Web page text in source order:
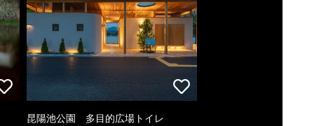
昆陽池公園 多目的広場トイレ